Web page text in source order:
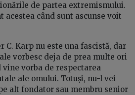
de partea extremismului.
acestea când sunt ascunse voit
C. Karp nu este una fascistă, dar
vorbesc deja de prea multe ori
vine vorba de respectarea
ale omului. Totuși, nu-l vei
alt fondator sau membru senior